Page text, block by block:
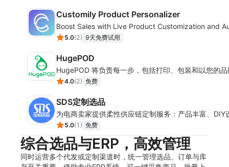
Customily Product Personalizer
Boost Sales with Live Product Customization and
5.0(2) 9天免费试用
HugePOD
HugePOD 将负责每一步，包括打印、包装和以您的
4.0(2) 免费
SDS定制选品
为电商卖家提供柔性供应链定制服务：产品丰富、
5.0(1 ) 免费
综合选品与ERP，高效管理
同时运营多个代发或定制渠道时，统一管理选品、订单与库